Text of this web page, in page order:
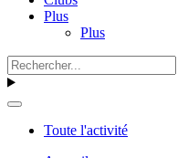
Plus
Plus
Toute l'activité